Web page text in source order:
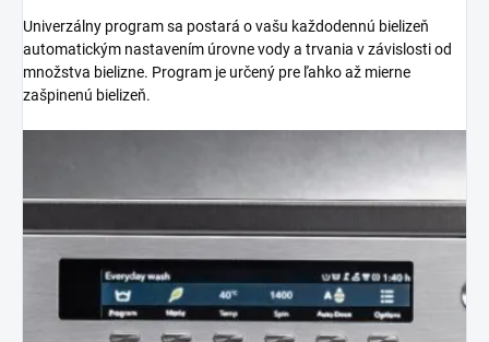
Univerzálny program sa postará o vašu každodennú bielizeň
automatickým nastavením úrovne vody a trvania v závislosti od
množstva bielizne. Program je určený pre ľahko až mierne
zašpinenú bielizeň.